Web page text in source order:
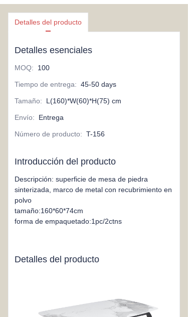
Detalles del producto
Detalles esenciales
MOQ: 100
Tiempo de entrega: 45-50 days
Tamaño: L(160)*W(60)*H(75) cm
Envío: Entrega
Número de producto: T-156
Introducción del producto
Descripción: superficie de mesa de piedra
sinterizada, marco de metal con recubrimiento en
polvo
tamaño:160*60*74cm
forma de empaquetado:1pc/2ctns
Detalles del producto